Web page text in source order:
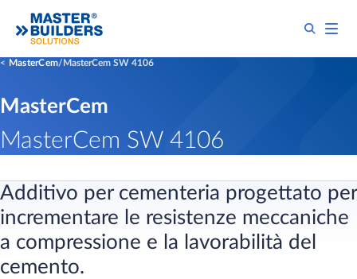
MasterCem MasterCem SW 4106
MasterCem
MasterCem SW 4106
Additivo per cementeria progettato per
incrementare le resistenze meccaniche
a compressione e la lavorabilità del
cemento.